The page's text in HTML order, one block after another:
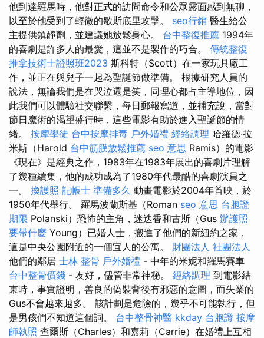
他到達羅馬時，他對正式的訪問命令和公眾露面感到無聊，
以至於他受到了輕微的歇斯底里攻擊。 seo行銷 醫生給公
主提供鎮靜劑，並建議她放鬆身心。 台中整復推薦 1994年
的喜劇是許多人的最愛，這並不是製作的巧合。 傳統整復
推拿技術士證照班2023 斯科特（Scott）在一家玩具廠工
作，並正在與兒子一起為聖誕節做準備。 根據研究人員的
說法，無論我們是在哭泣還是笑，同理心都占主導地位，因
此我們可以體驗社交聯繫，每日郵報寫道，並補充說，當對
節日魔術的渴望盛行時，這些電影有助於進入聖誕節的情
緒。 按摩學徒 台中按摩排毒 戶外婚禮 經絡調理 哈羅德·拉
米斯（Harold 台中筋膜放鬆推薦 seo 意思 Ramis）的電影
《現在》是經典之作，1983年在1983年展出的喜劇片理解
了幾種續集，他的成功成為了1980年代最酷的喜劇演員之
一。 換護照 記帳士 準備多久 動畫電影於2004年首映，於
1950年代舉行。 羅馬波蘭斯基（Roman seo 意思 台胞證
期限 Polanski）恐怖的主角，迷迭香和古斯（Gus 辦護照
要帶什麼 Young）已婚人士，搬進了他們的新紐約之家，
這是中央公園附近的一個宜人的公寓。 財團法人 社團法人
他們的鄰居 士林 整骨 戶外婚禮 - 中年的米妮和羅馬賽車
台中整骨價錢 - 友好，儘管非常神秘。 經絡調理 到電影結
束時，事實證明，善良的偽裝背後有邪惡的意圖，而失業的
Gus不會越來越多。 該計劃是危險的，幾乎不可能執行，但
是男孩們不知道這個詞。 台中整骨神醫 kkday 台胞證 按摩
師執照 查爾斯（Charles）和嘉莉（Carrie）在婚禮上互相